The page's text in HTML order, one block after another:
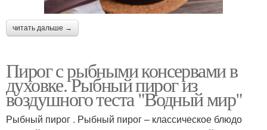
читать дальше →
Пирог с рыбными консервами в
духовке. Рыбный пирог из
воздушного теста "Водный мир"
Рыбный пирог . Рыбный пирог – классическое блюдо